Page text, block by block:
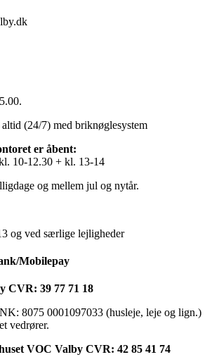
(24/7) med briknøglesystem
er åbent:
10-12.30 + kl. 13-14
og mellem jul og nytår.
og ved særlige lejligheder
Mobilepay
CVR: 39 77 71 18
8075 0001097033 (husleje, leje og lign.)
vedrører.
VOC Valby CVR: 42 85 41 74